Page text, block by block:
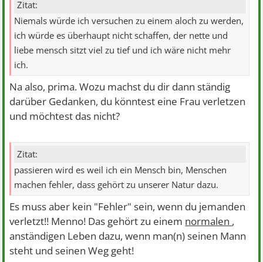
Zitat:
Niemals würde ich versuchen zu einem aloch zu werden,
ich würde es überhaupt nicht schaffen, der nette und
liebe mensch sitzt viel zu tief und ich wäre nicht mehr
ich.
Na also, prima. Wozu machst du dir dann ständig
darüber Gedanken, du könntest eine Frau verletzen
und möchtest das nicht?
Zitat:
passieren wird es weil ich ein Mensch bin, Menschen
machen fehler, dass gehört zu unserer Natur dazu.
Es muss aber kein "Fehler" sein, wenn du jemanden
verletzt!! Menno! Das gehört zu einem normalen ,
anständigen Leben dazu, wenn man(n) seinen Mann
steht und seinen Weg geht!